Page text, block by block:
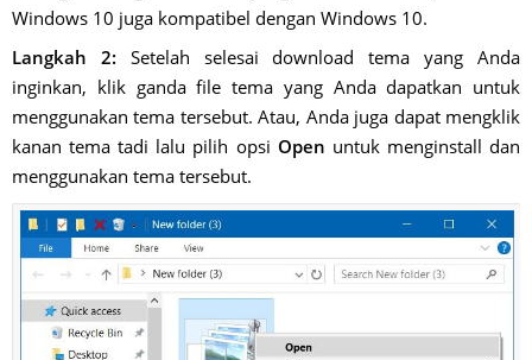
Windows 10 juga kompatibel dengan Windows 10.
Langkah 2: Setelah selesai download tema yang Anda
inginkan, klik ganda file tema yang Anda dapatkan untuk
menggunakan tema tersebut. Atau, Anda juga dapat mengklik
kanan tema tadi lalu pilih opsi Open untuk menginstall dan
menggunakan tema tersebut.